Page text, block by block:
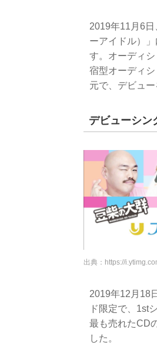
2019年11月6
ーアイドル）
す。オーディ
宿型オーディ
元で、デビュー
デビューシン
出典： https://
2019年12月18
ド限定で、1st
最も売れたCD
した。